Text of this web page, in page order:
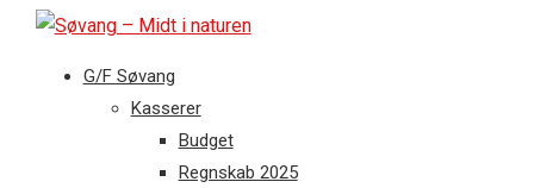
G/F Søvang
Kasserer
Budget
Regnskab 2025